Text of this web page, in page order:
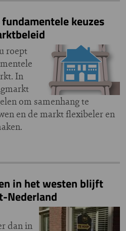
keuzes
roept
In
om samenhang te
en de markt flexibeler en
in het westen blijft
Nederland
dan in